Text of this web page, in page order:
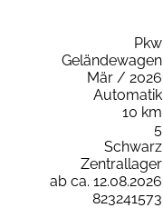
Pkw
Geländewagen
Mär / 2026
Automatik
10 km
5
Schwarz
Zentrallager
ab ca. 12.08.2026
823241573